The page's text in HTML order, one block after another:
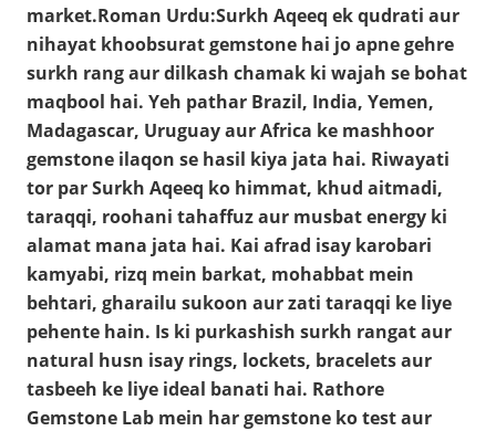
market.Roman Urdu:Surkh Aqeeq ek qudrati aur
nihayat khoobsurat gemstone hai jo apne gehre
surkh rang aur dilkash chamak ki wajah se bohat
maqbool hai. Yeh pathar Brazil, India, Yemen,
Madagascar, Uruguay aur Africa ke mashhoor
gemstone ilaqon se hasil kiya jata hai. Riwayati
tor par Surkh Aqeeq ko himmat, khud aitmadi,
taraqqi, roohani tahaffuz aur musbat energy ki
alamat mana jata hai. Kai afrad isay karobari
kamyabi, rizq mein barkat, mohabbat mein
behtari, gharailu sukoon aur zati taraqqi ke liye
pehente hain. Is ki purkashish surkh rangat aur
natural husn isay rings, lockets, bracelets aur
tasbeeh ke liye ideal banati hai. Rathore
Gemstone Lab mein har gemstone ko test aur